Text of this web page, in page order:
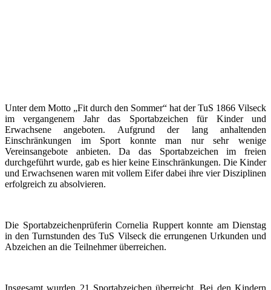
Unter dem Motto „Fit durch den Sommer“ hat der TuS 1866 Vilseck
im vergangenem Jahr das Sportabzeichen für Kinder und
Erwachsene angeboten. Aufgrund der lang anhaltenden
Einschränkungen im Sport konnte man nur sehr wenige
Vereinsangebote anbieten. Da das Sportabzeichen im freien
durchgeführt wurde, gab es hier keine Einschränkungen. Die Kinder
und Erwachsenen waren mit vollem Eifer dabei ihre vier Disziplinen
erfolgreich zu absolvieren.
Die Sportabzeichenprüferin Cornelia Ruppert konnte am Dienstag
in den Turnstunden des TuS Vilseck die errungenen Urkunden und
Abzeichen an die Teilnehmer überreichen.